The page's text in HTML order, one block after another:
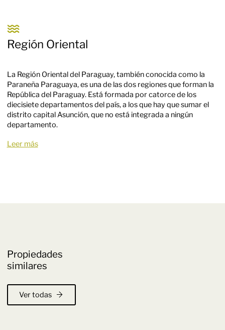
Región Oriental
La Región Oriental del Paraguay, también conocida como la
Paraneña Paraguaya, es una de las dos regiones que forman la
República del Paraguay. Está formada por catorce de los
diecisiete departamentos del país, a los que hay que sumar el
distrito capital Asunción, que no está integrada a ningún
departamento.
Leer más
Propiedades
similares
Ver todas